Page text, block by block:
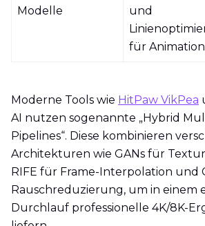
Modelle
und
für
Moderne Tools wie HitPaw VikPea
AI nutzen sogenannte „Hybrid
Pipelines“. Diese kombinieren
Architekturen wie GANs für
RIFE für Frame-Interpolation und
Rauschreduzierung, um in einem
Durchlauf professionelle 4K/8K-